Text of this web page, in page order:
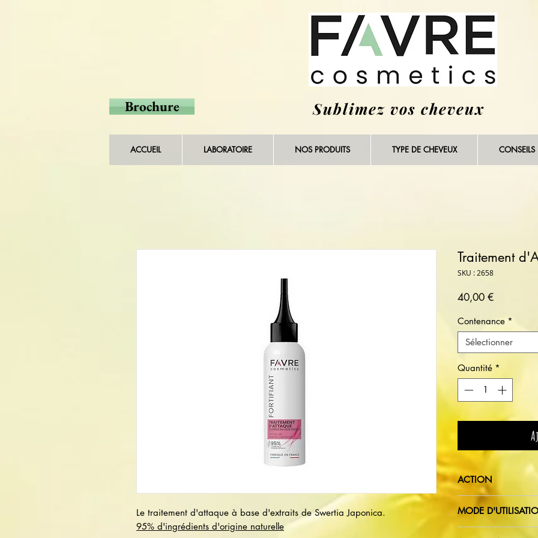
Brochure Sublimez vos cheveux
ACCUEIL LABORATOIRE NOS PRODUITS TYPE DE CHEVEUX CONSEILS
Le traitement d'attaque à base d'extraits de Swertia Japonica.
95% d'ingrédients d'origine naturelle
Traitement
SKU : 2658
40,00 €Prix
Contenance *
Sélectionner
Quantité *
ACTION
Basé sur l'action
activer l'activité
d'attaque agit
MODE
Sur cheveux